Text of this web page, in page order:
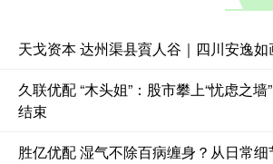
天戈资本 达州渠县賨人谷｜四川安逸如
久联优配 “木头姐”：股市攀上“忧虑之
结束
胜亿优配 湿气不除百病缠身？从日常